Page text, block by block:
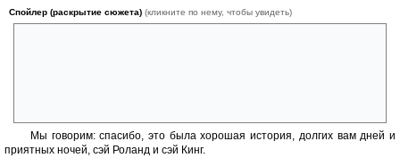
Спойлер (раскрытие сюжета) (кликните по нему, чтобы увидеть)
Мы говорим: спасибо, это была хорошая история, долгих вам дней и
приятных ночей, сэй Роланд и сэй Кинг.